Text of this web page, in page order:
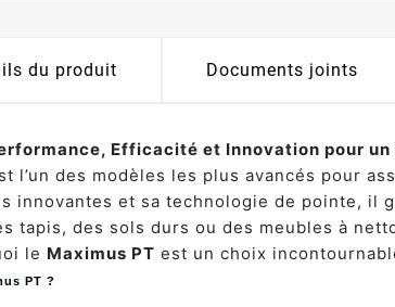
du produit Documents joints
Efficacité et Innovation pour
l’un des modèles les plus avancés pour
innovantes et sa technologie de pointe, il
tapis, des sols durs ou des meubles à
le Maximus PT est un choix
PT ?